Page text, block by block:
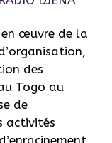
œuvre de la
des
Togo au
de
activités